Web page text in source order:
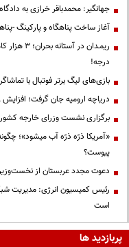
جهانگیر: محمدباقر خرازی به
آغاز ساخت پناهگاه و پارکینگ -
درجه!
بازی‌های لیگ برتر فوتبال با
دریاچه ارومیه جان گرفت؛ افزایش ۷۸ سانتی‌متری تراز
برگزاری نشست وزرای خارجه
«آمریکا ذرّه ذرّه آب میشود»؛
پیوست؟
دعوت مجدد عربستان از
رئیس کمیسیون انرژی: مدیریت
است
پربازدید ها